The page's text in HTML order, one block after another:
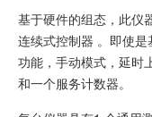
基于硬件的组态，此仪
连续式控制器 。即使
功能，手动模式，延时
和一个服务计数器。